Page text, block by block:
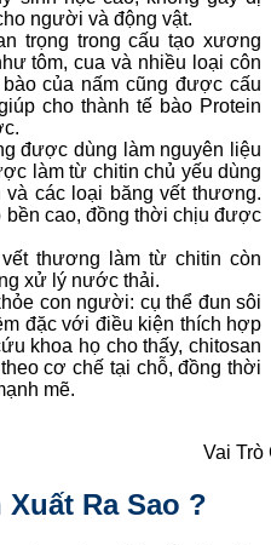
người và động vật.
trọng trong cấu tạo xương
tôm, cua và nhiều loại côn
của nấm cũng được cấu
cho thành tế bào Protein
được dùng làm nguyên liệu
làm từ chitin chủ yếu dùng
các loại băng vết thương.
bền cao, đồng thời chịu được
thương làm từ chitin còn
xử lý nước thải.
con người: cụ thể đun sôi
đặc với điều kiện thích hợp
khoa họ cho thấy, chitosan
cơ chế tại chỗ, đồng thời
mẽ.
Vai Trò
Ra Sao ?